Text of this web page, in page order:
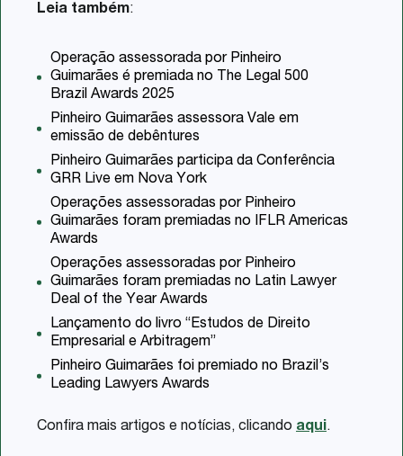
Leia também:
Operação assessorada por Pinheiro
Guimarães é premiada no The Legal 500
Brazil Awards 2025
Pinheiro Guimarães assessora Vale em
emissão de debêntures
Pinheiro Guimarães participa da Conferência
GRR Live em Nova York
Operações assessoradas por Pinheiro
Guimarães foram premiadas no IFLR Americas
Awards
Operações assessoradas por Pinheiro
Guimarães foram premiadas no Latin Lawyer
Deal of the Year Awards
Lançamento do livro “Estudos de Direito
Empresarial e Arbitragem”
Pinheiro Guimarães foi premiado no Brazil’s
Leading Lawyers Awards
Confira mais artigos e notícias, clicando aqui.